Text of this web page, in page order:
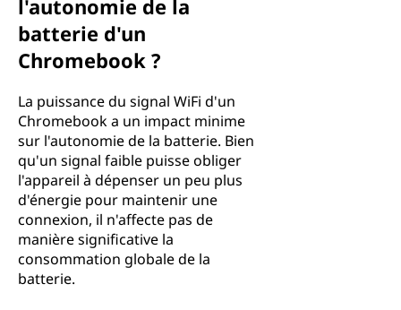
l'autonomie de la
batterie d'un
Chromebook ?
La puissance du signal WiFi d'un
Chromebook a un impact minime
sur l'autonomie de la batterie. Bien
qu'un signal faible puisse obliger
l'appareil à dépenser un peu plus
d'énergie pour maintenir une
connexion, il n'affecte pas de
manière significative la
consommation globale de la
batterie.